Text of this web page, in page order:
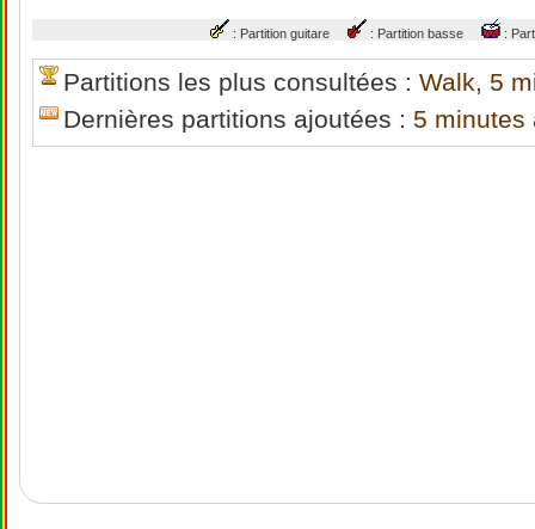
: Partition guitare : Partition basse :
Partitions les plus consultées : Walk, 5
Dernières partitions ajoutées : 5 minutes